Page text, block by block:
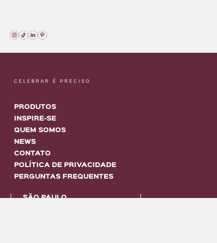
CELEBRAR É PRECISO
PRODUTOS
INSPIRE-SE
QUEM SOMOS
NEWS
CONTATO
POLÍTICA DE PRIVACIDADE
PERGUNTAS FREQUENTES
SÃO PAULO